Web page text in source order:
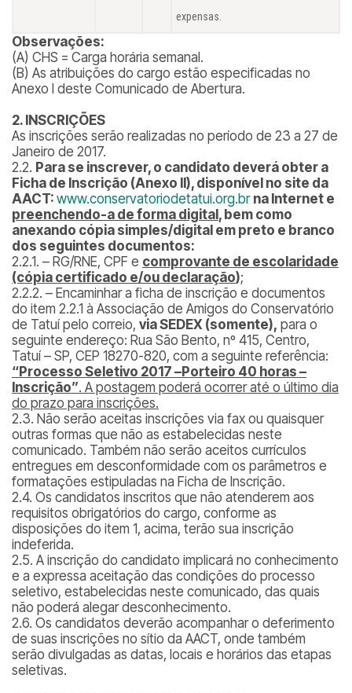
expensas.
Observações:
(A) CHS = Carga horária semanal.
(B) As atribuições do cargo estão especificadas no
Anexo I deste Comunicado de Abertura.
2. INSCRIÇÕES
As inscrições serão realizadas no período de 23 a 27 de
Janeiro de 2017.
2.2. Para se inscrever, o candidato deverá obter a
Ficha de Inscrição (Anexo II), disponível no site da
AACT: www.conservatoriodetatui.org.br na Internet e
preenchendo-a de forma digital , bem como
anexando cópia simples/digital em preto e branco
dos seguintes documentos:
2.2.1. – RG/RNE, CPF e comprovante de escolaridade
(cópia certificado e/ou declaração);
2.2.2. – Encaminhar a ficha de inscrição e documentos
do item 2.2.1 à Associação de Amigos do Conservatório
de Tatuí pelo correio, via SEDEX (somente), para o
seguinte endereço: Rua São Bento, nº 415, Centro,
Tatuí – SP, CEP 18270-820, com a seguinte referência:
“Processo Seletivo 2017 –Porteiro 40 horas –
Inscrição”. A postagem poderá ocorrer até o último dia
do prazo para inscrições.
2.3. Não serão aceitas inscrições via fax ou quaisquer
outras formas que não as estabelecidas neste
comunicado. Também não serão aceitos currículos
entregues em desconformidade com os parâmetros e
formatações estipuladas na Ficha de Inscrição.
2.4. Os candidatos inscritos que não atenderem aos
requisitos obrigatórios do cargo, conforme as
disposições do item 1, acima, terão sua inscrição
indeferida.
2.5. A inscrição do candidato implicará no conhecimento
e a expressa aceitação das condições do processo
seletivo, estabelecidas neste comunicado, das quais
não poderá alegar desconhecimento.
2.6. Os candidatos deverão acompanhar o deferimento
de suas inscrições no sítio da AACT, onde também
serão divulgadas as datas, locais e horários das etapas
seletivas.